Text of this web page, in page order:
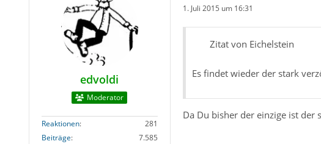
edvoldi
Moderator
Reaktionen
281
Beiträge
7.585
1. Juli 2015 um 16:31
Zitat von Eichelstein
Es findet wieder der stark
Da Du bisher der einzige ist